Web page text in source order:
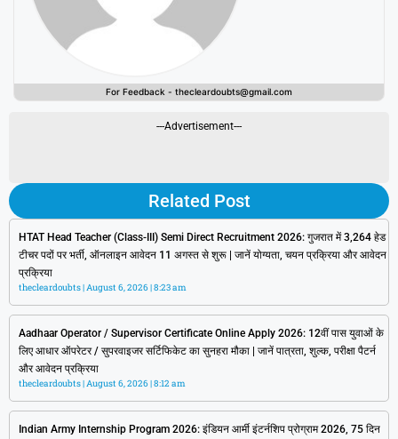
For Feedback - thecleardoubts@gmail.com
---Advertisement---
Related Post
HTAT Head Teacher (Class-III) Semi Direct Recruitment 2026: गुजरात में 3,264 हेड
टीचर पदों पर भर्ती, ऑनलाइन आवेदन 11 अगस्त से शुरू | जानें योग्यता, चयन प्रक्रिया और आवेदन
प्रक्रिया
thecleardoubts August 6, 2026 8:23 am
Aadhaar Operator / Supervisor Certificate Online Apply 2026: 12वीं पास युवाओं के
लिए आधार ऑपरेटर / सुपरवाइजर सर्टिफिकेट का सुनहरा मौका | जानें पात्रता, शुल्क, परीक्षा पैटर्न
और आवेदन प्रक्रिया
thecleardoubts August 6, 2026 8:12 am
Indian Army Internship Program 2026: इंडियन आर्मी इंटर्नशिप प्रोग्राम 2026, 75 दिन